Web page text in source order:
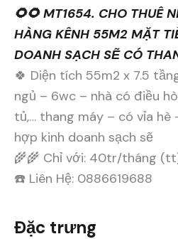
🌻🌻 MT1654. CHO THUÊ
HÀNG KÊNH 55M2 MẶT
DOANH SẠCH SẼ CÓ
🍀 Diện tích 55m2 x 7.5
ngủ – 6wc – nhà có điều
tủ,… thang máy – có vỉa
hợp kinh doanh sạch sẽ
🌾🌾 Chỉ với: 40tr/tháng
☎️ Liên Hệ: 0886619688
Đặc trưng